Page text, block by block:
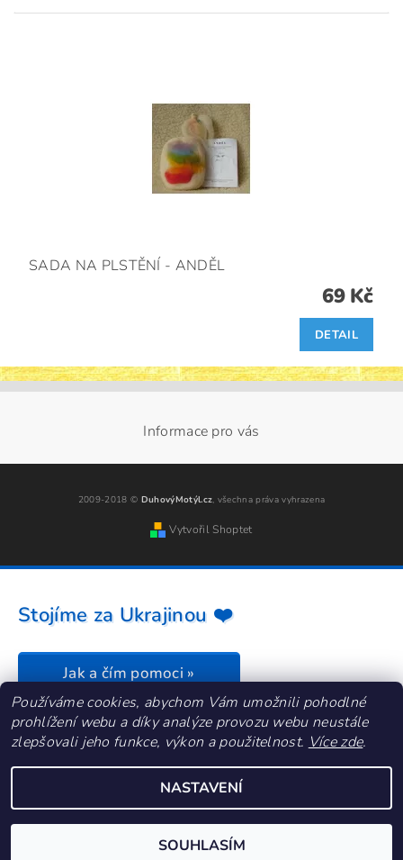
SADA NA PLSTĚNÍ - ANDĚL
69 Kč
DETAIL
Informace pro vás
2009-2018 © DuhovýMotýl.cz, všechna práva vyhrazena
Vytvořil Shoptet
Používáme cookies, abychom Vám umožnili pohodlné
prohlížení webu a díky analýze provozu webu neustále
zlepšovali jeho funkce, výkon a použitelnost. Více zde.
NASTAVENÍ
SOUHLASÍM
Stojíme za Ukrajinou ❤️
Jak a čím pomoci »